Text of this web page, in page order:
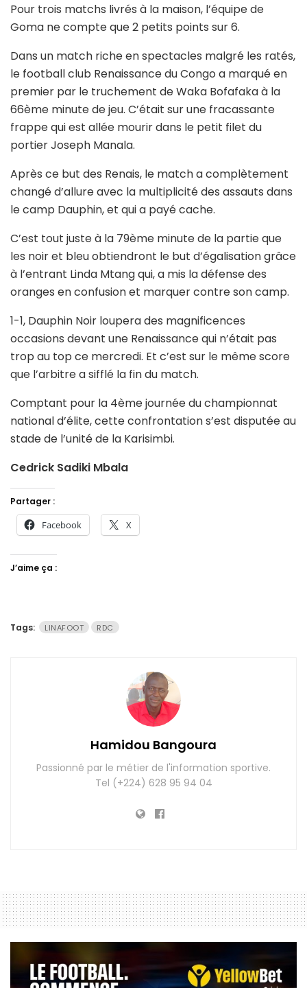
Pour trois matchs livrés à la maison, l’équipe de
Goma ne compte que 2 petits points sur 6.
Dans un match riche en spectacles malgré les ratés,
le football club Renaissance du Congo a marqué en
premier par le truchement de Waka Bofafaka à la
66ème minute de jeu. C’était sur une fracassante
frappe qui est allée mourir dans le petit filet du
portier Joseph Manala.
Après ce but des Renais, le match a complètement
changé d’allure avec la multiplicité des assauts dans
le camp Dauphin, et qui a payé cache.
C’est tout juste à la 79ème minute de la partie que
les noir et bleu obtiendront le but d’égalisation grâce
à l’entrant Linda Mtang qui, a mis la défense des
oranges en confusion et marquer contre son camp.
1-1, Dauphin Noir loupera des magnificences
occasions devant une Renaissance qui n’était pas
trop au top ce mercredi. Et c’est sur le même score
que l’arbitre a sifflé la fin du match.
Comptant pour la 4ème journée du championnat
national d’élite, cette confrontation s’est disputée au
stade de l’unité de la Karisimbi.
Cedrick Sadiki Mbala
Partager :
Facebook X
J’aime ça :
Tags: LINAFOOT RDC
Hamidou Bangoura
Passionné par le métier de l'information sportive.
Tel (+224) 628 95 94 04